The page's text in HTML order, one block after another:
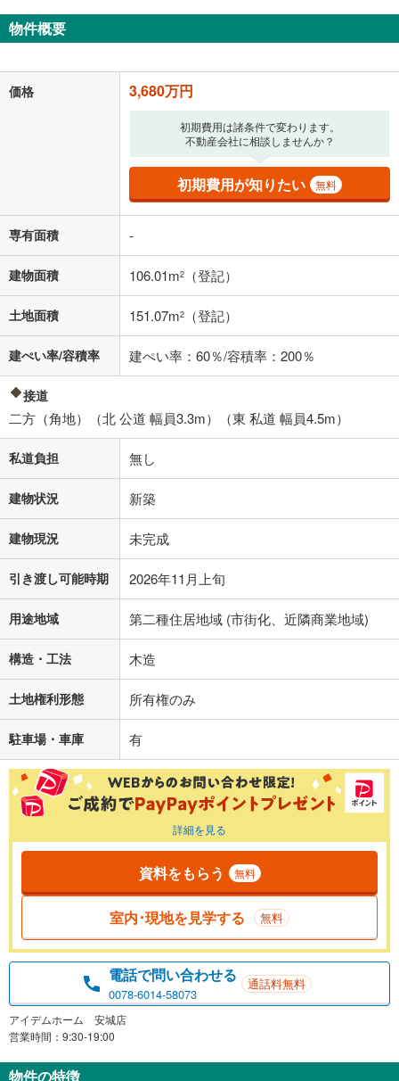
ボーナス払いの限度額は金融機関によって異なります。
閉じる
月々の返済額
上、ご自身での入力をお願いいたします。初期設定で自動入力されてい
る値は、実際の金融機関等における貸出金利とは何ら関係がなく、実際
の金融機関等における貸出金利を何ら保証するものではありません。返
済方法「元利均等返済」にて算出しております。入力された金利を35年
適用した場合の計算結果を表示しています。
その他月額費用や、初期費用がかかります。ご注意ください。実際にお
借り入れの際は各金融機関等に、必ずご自身でご確認をお願いいたしま
す。
条件によってお借り入れができないことがあります。
不動産会社に購入相談をする
閉じる
物件概要
価格 3,680万円
初期費用は諸条件で変わります。
不動産会社に相談しませんか？
初期費用が知りたい 無料
専有面積 -
建物面積 106.01m2 （登記）
土地面積 151.07m2 （登記）
建ぺい率/容積率 建ぺい率：60％/容積率：200％
接道
二方（角地）（北 公道 幅員3.3m）（東 私道 幅員4.5m）
私道負担 無し
建物状況 新築
建物現況 未完成
引き渡し可能時期 2026年11月上旬
用途地域 第二種住居地域 (市街化、近隣商業地域)
構造・工法 木造
土地権利形態 所有権のみ
駐車場・車庫 有
詳細を見る
資料をもらう 無料
室内･現地を見学する 無料
電話で問い合わせる
0078-6014-58073
通話料無料
アイデムホーム 安城店
営業時間：9:30-19:00
物件の特徴